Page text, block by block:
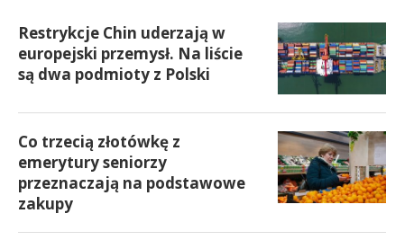
Restrykcje Chin uderzają w
europejski przemysł. Na liście
są dwa podmioty z Polski
Co trzecią złotówkę z
emerytury seniorzy
przeznaczają na podstawowe
zakupy